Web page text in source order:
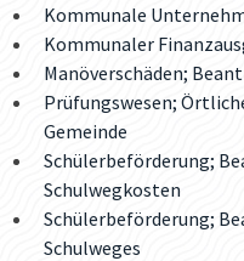
Kommunale
Kommunaler
Manöverschäden;
Prüfungswesen;
Gemeinde
Schülerbeförderung;
Schulwegkosten
Schülerbeförderung;
Schulweges